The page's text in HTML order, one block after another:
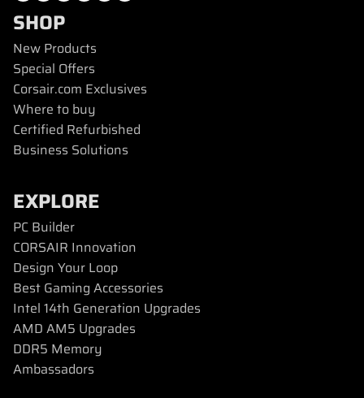
SHOP
New Products
Special Offers
Corsair.com Exclusives
Where to buy
Certified Refurbished
Business Solutions
EXPLORE
PC Builder
CORSAIR Innovation
Design Your Loop
Best Gaming Accessories
Intel 14th Generation Upgrades
AMD AM5 Upgrades
DDR5 Memory
Ambassadors